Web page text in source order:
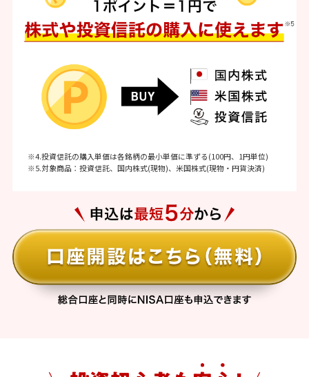
※4.投資信託の購入単価は各銘柄の最小単価に準ずる(100円、1円単位)
※5.対象商品：投資信託、国内株式(現物)、米国株式(現物・円貨決済)